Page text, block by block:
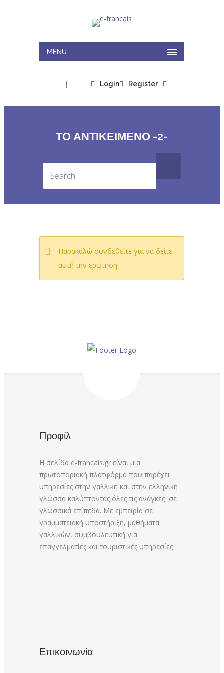
MENU
Login
| Register
ΤΟ ΑΝΤΙΚΕΙΜΕΝΟ -2-
Παρακαλώ συνδεθείτε για να δείτε
αυτή την ερώτηση
Προφίλ
Η σελίδα e-francais.gr είναι μια
πρωτοποριακή πλατφόρμα που παρέχει
υπηρεσίες στην γαλλική και στην ελληνική
γλώσσα καλύπτοντας όλες τις ανάγκες σε
γλωσσικά επίπεδα. Με εμπειρία σε
γραμματειακή υποστήριξη, μαθήματα
γαλλικών, συμβουλευτική για
επαγγελματίες και τουριστικές υπηρεσίες
Επικοινωνία